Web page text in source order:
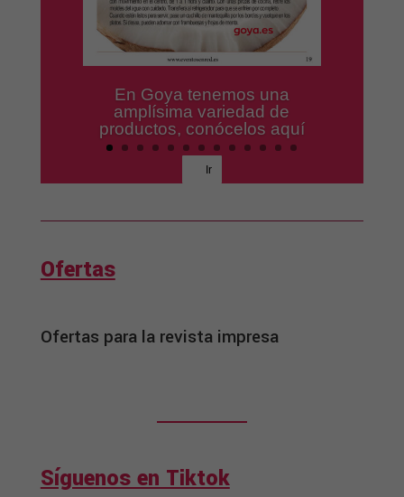
Los mejores productos para
tus platos preferidos.
Ofertas
Ofertas para la revista impresa
Síguenos en Tiktok